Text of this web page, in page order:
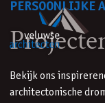
Ga naar inhoud
PERSOONLIJKE
Bekijk ons
architectonische